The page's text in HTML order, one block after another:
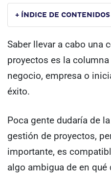
+ ÍNDICE DE CONTENIDOS
Saber llevar a cabo una
proyectos es la
negocio, empresa o
éxito.
Poca gente dudaría de
gestión de proyectos,
importante, es
algo ambigua de en qué